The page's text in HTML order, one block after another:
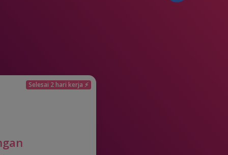
Selesai 2 hari kerja ⚡